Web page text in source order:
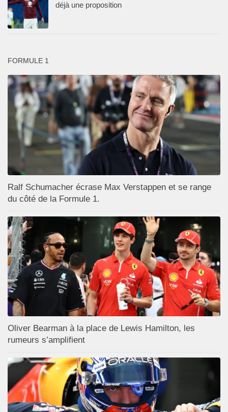
déjà une proposition
FORMULE 1
Ralf Schumacher écrase Max Verstappen et se range
du côté de la Formule 1.
Oliver Bearman à la place de Lewis Hamilton, les
rumeurs s’amplifient